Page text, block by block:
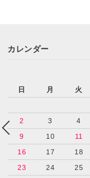
カレンダー
日
月 火
2
3 4
9
10 11
16
17 18
23
24 25